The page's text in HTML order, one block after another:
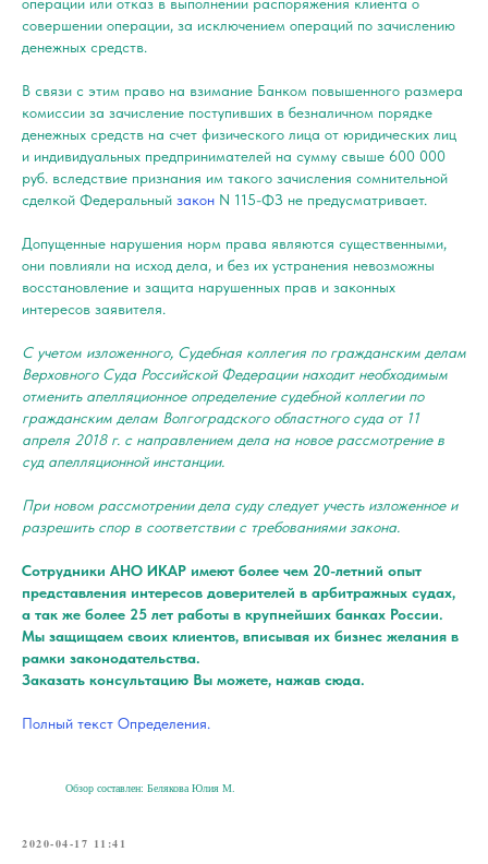
совершении операции, за исключением операций по зачислению
денежных средств.
В связи с этим право на взимание Банком повышенного размера
комиссии за зачисление поступивших в безналичном порядке
денежных средств на счет физического лица от юридических лиц
и индивидуальных предпринимателей на сумму свыше 600 000
руб. вследствие признания им такого зачисления сомнительной
сделкой Федеральный закон N 115-ФЗ не предусматривает.
Допущенные нарушения норм права являются существенными,
они повлияли на исход дела, и без их устранения невозможны
восстановление и защита нарушенных прав и законных
интересов заявителя.
С учетом изложенного, Судебная коллегия по гражданским делам
Верховного Суда Российской Федерации находит необходимым
отменить апелляционное определение судебной коллегии по
гражданским делам Волгоградского областного суда от 11
апреля 2018 г. с направлением дела на новое рассмотрение в
суд апелляционной инстанции.
При новом рассмотрении дела суду следует учесть изложенное и
разрешить спор в соответствии с требованиями закона.
Сотрудники АНО ИКАР имеют более чем 20-летний опыт
представления интересов доверителей в арбитражных судах,
а так же более 25 лет работы в крупнейших банках России.
Мы защищаем своих клиентов, вписывая их бизнес желания в
рамки законодательства.
Заказать консультацию Вы можете, нажав сюда.
Полный текст Определения.
Обзор составлен: Белякова Юлия М.
2020-04-17 11:41